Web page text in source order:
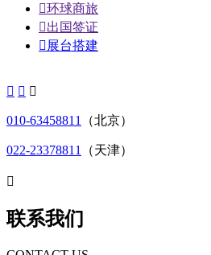
环球商旅
出国签证
 展台搭建
  
010-63458811 （北京）
022-23378811 （天津）

联系我们